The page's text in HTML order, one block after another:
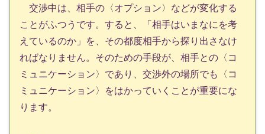
交渉中は、相手の〈オプション〉などが変化する
ことがふつうです。すると、「相手はいまなにを考
えているのか」を、その都度相手から探り出さなけ
ればなりません。そのための手段が、相手との〈コ
ミュニケーション〉であり、交渉外の場所でも〈コ
ミュニケーション〉をはかっていくことが重要にな
ります。